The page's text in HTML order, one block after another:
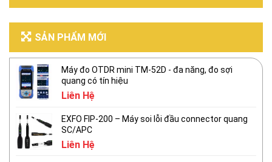
SẢN PHẨM MỚI
Máy đo OTDR mini TM-52D - đa năng, đo sợi
quang có tín hiệu
Liên Hệ
EXFO FIP-200 – Máy soi lỗi đầu connector quang
SC/APC
Liên Hệ